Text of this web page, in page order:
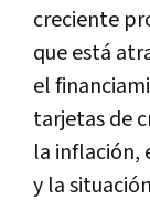
creciente
que está
el
tarjetas de
la inflación,
y la